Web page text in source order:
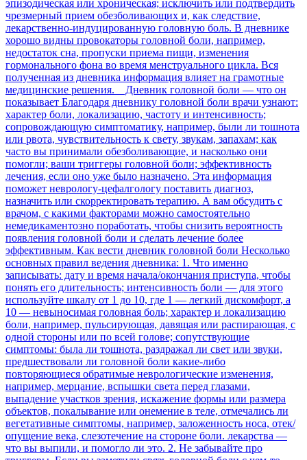
эпизодическая или хроническая; исключить или подтвердить
чрезмерный прием обезболивающих и, как следствие,
лекарственно-индуцированную головную боль. В дневнике
хорошо видны провокаторы головной боли, например,
недостаток сна, пропуски приема пищи, изменения
гормонального фона во время менструального цикла. Вся
полученная из дневника информация влияет на грамотные
медицинские решения. Дневник головной боли — что он
показывает Благодаря дневнику головной боли врачи узнают:
характер боли, локализацию, частоту и интенсивность;
сопровождающую симптоматику, например, были ли тошнота
или рвота, чувствительность к свету, звукам, запахам; как
часто вы принимали обезболивающие, и насколько они
помогли; ваши триггеры головной боли; эффективность
лечения, если оно уже было назначено. Эта информация
поможет неврологу-цефалгологу поставить диагноз,
назначить или скорректировать терапию. А вам обсудить с
врачом, с какими факторами можно самостоятельно
немедикаментозно поработать, чтобы снизить вероятность
появления головной боли и сделать лечение более
эффективным. Как вести дневник головной боли Несколько
основных правил ведения дневника: 1. Что именно
записывать: дату и время начала/окончания приступа, чтобы
понять его длительность; интенсивность боли — для этого
используйте шкалу от 1 до 10, где 1 — легкий дискомфорт, а
10 — невыносимая головная боль; характер и локализацию
боли, например, пульсирующая, давящая или распирающая, с
одной стороны или по всей голове; сопутствующие
симптомы: была ли тошнота, раздражал ли свет или звуки,
предшествовали ли головной боли какие-либо
повторяющиеся обратимые неврологические изменения,
например, мерцание, вспышки света перед глазами,
выпадение участков зрения, искажение формы или размера
объектов, покалывание или онемение в теле, отмечались ли
вегетативные симптомы, например, заложенность носа, отек/
опущение века, слезотечение на стороне боли. лекарства —
что вы выпили, и помогло ли это. 2. Не забывайте про